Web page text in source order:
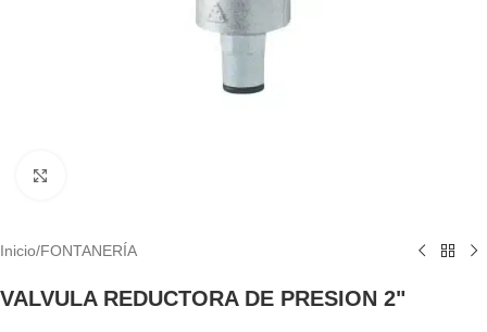
Inicio/FONTANERÍA
VALVULA REDUCTORA DE PRESION 2"